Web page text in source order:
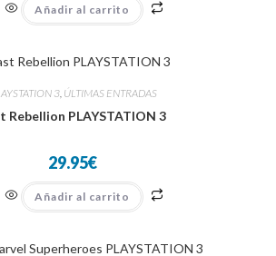
Añadir al carrito
3, ÚLTIMAS ENTRADAS
Rebellion PLAYSTATION 3
29.95€
Añadir al carrito